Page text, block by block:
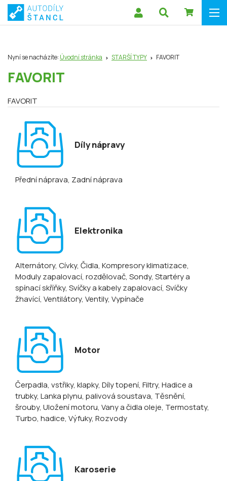
Nyní se nacházíte: Úvodní stránka STARŠÍ TYPY FAVORIT
FAVORIT
FAVORIT
Díly nápravy
Přední náprava, Zadní náprava
Elektronika
Alternátory, Cívky, Čidla, Kompresory klimatizace,
Moduly zapalovací, rozdělovač, Sondy, Startéry a
spínací skříňky, Svíčky a kabely zapalovací, Svíčky
žhavící, Ventilátory, Ventily, Vypínače
Motor
Čerpadla, vstřiky, klapky, Díly topení, Filtry, Hadice a
trubky, Lanka plynu, palivová soustava, Těsnění,
šrouby, Uložení motoru, Vany a čidla oleje, Termostaty,
Turbo, hadice, Výfuky, Rozvody
Karoserie